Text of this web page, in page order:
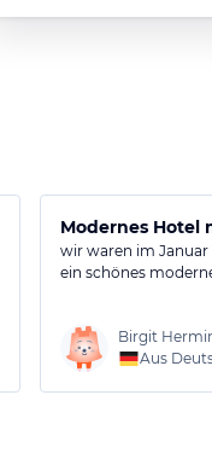
Modernes Hotel
wir waren im Januar
ein schönes
Birgit
Aus